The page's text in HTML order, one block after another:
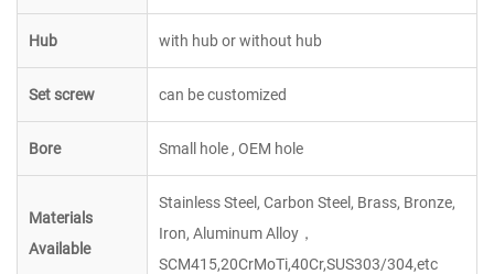
Hub with hub or without hub
Set screw can be customized
Bore Small hole , OEM hole
Materials
Available
Stainless Steel, Carbon Steel, Brass, Bronze,
Iron, Aluminum Alloy，
SCM415,20CrMoTi,40Cr,SUS303/304,etc